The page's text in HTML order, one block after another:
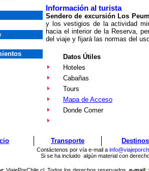
Información al turista
Sendero de excursión Los
y los vestigios de la actividad
hacia el interior de la Reserva,
del viaje y fijará las normas del
Datos Útiles
Hoteles
Cabañas
Tours
Mapa de Acceso
Donde Comer
Transporte Destinos
Contáctenos por vía e-mail a
Si se ha incluido algún material con